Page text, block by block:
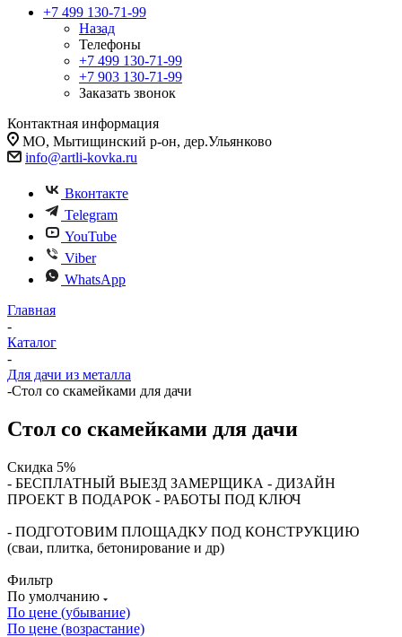
+7 499 130-71-99
Назад
Телефоны
+7 499 130-71-99
+7 903 130-71-99
Заказать звонок
Контактная информация
МО, Мытищинский р-он, дер.Ульянково
info@artli-kovka.ru
Вконтакте
Telegram
YouTube
Viber
WhatsApp
Главная
-
Каталог
-
Для дачи из металла
-Стол со скамейками для дачи
Стол со скамейками для дачи
Скидка 5%
- БЕСПЛАТНЫЙ ВЫЕЗД ЗАМЕРЩИКА - ДИЗАЙН
ПРОЕКТ В ПОДАРОК - РАБОТЫ ПОД КЛЮЧ
- ПОДГОТОВИМ ПЛОЩАДКУ ПОД КОНСТРУКЦИЮ
(сваи, плитка, бетонирование и др)
Фильтр
По умолчанию
По цене (убывание)
По цене (возрастание)